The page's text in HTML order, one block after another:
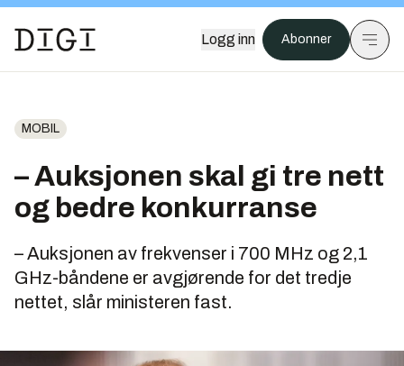
Logg inn Abonner
MOBIL
– Auksjonen skal gi tre nett
og bedre konkurranse
– Auksjonen av frekvenser i 700 MHz og 2,1
GHz-båndene er avgjørende for det tredje
nettet, slår ministeren fast.